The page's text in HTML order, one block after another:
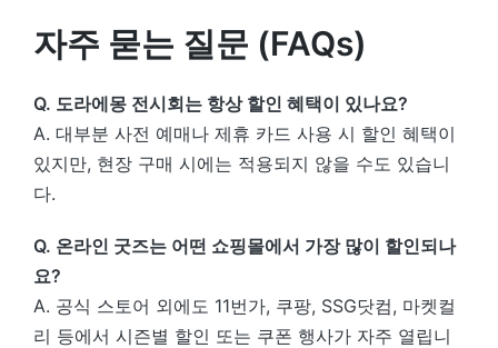
자주 묻는 질문 (FAQs)
Q. 도라에몽 전시회는 항상 할인 혜택이 있나요?
A. 대부분 사전 예매나 제휴 카드 사용 시 할인 혜택이
있지만, 현장 구매 시에는 적용되지 않을 수도 있습니
다.
Q. 온라인 굿즈는 어떤 쇼핑몰에서 가장 많이 할인되나
요?
A. 공식 스토어 외에도 11번가, 쿠팡, SSG닷컴, 마켓컬
리 등에서 시즌별 할인 또는 쿠폰 행사가 자주 열립니